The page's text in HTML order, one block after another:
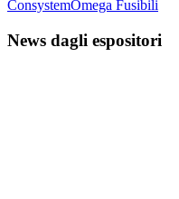
ConsystemOmega Fusibili
News dagli espositori